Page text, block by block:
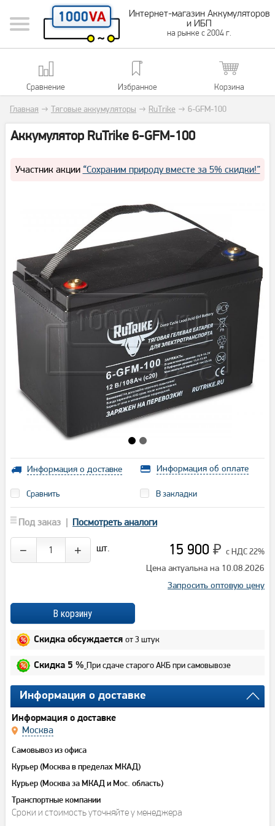
Интернет-магазин Аккумуляторов
и ИБП
на рынке с 2004 г.
Сравнение Избранное Корзина
Главная → Тяговые аккумуляторы → RuTrike → 6-GFM-100
Аккумулятор RuTrike 6-GFM-100
Участник акции “Сохраним природу вместе за 5% скидки!”
Информация о доставке Информация об оплате
Сравнить В закладки
Под заказ | Посмотреть аналоги
− + шт. 15 900 ₽ с НДС 22%
Цена актуальна на 10.08.2026
Запросить оптовую цену
Скидка обсуждается от 3 штук
Скидка 5 % При сдаче старого АКБ при самовывозе
Информация о доставке
Информация о доставке
Москва
Самовывоз из офиса
Курьер (Москва в пределах МКАД)
Курьер (Москва за МКАД и Мос. область)
Транспортные компании
Сроки и стоимость уточняйте у менеджера